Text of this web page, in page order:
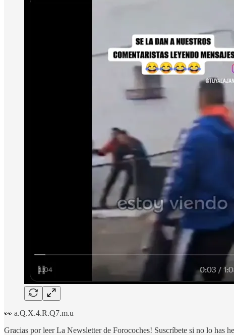
👀 a.Q.X.4.R.Q7.m.u
Gracias por leer La Newsletter de Forocoches! Suscríbete si no lo has